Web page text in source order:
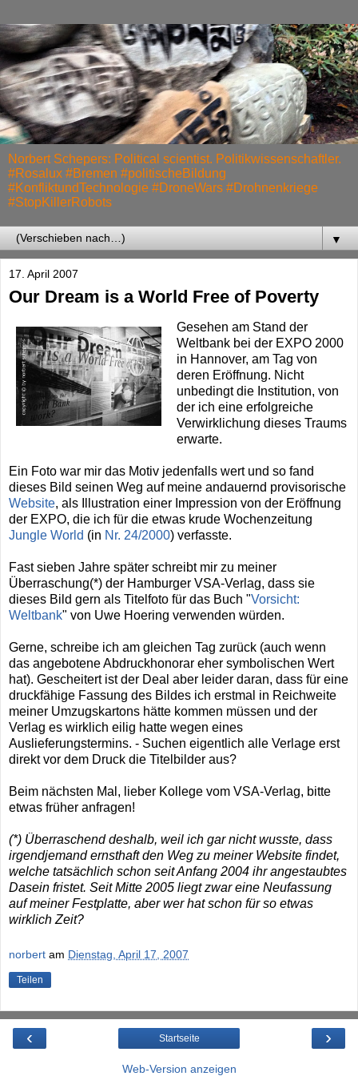
Norbert Schepers: Political scientist. Politikwissenschaftler.
#Rosalux #Bremen #politischeBildung
#KonfliktundTechnologie #DroneWars #Drohnenkriege
#StopKillerRobots
▼
17. April 2007
Our Dream is a World Free of Poverty
Gesehen am Stand der
Weltbank bei der EXPO 2000
in Hannover, am Tag von
deren Eröffnung. Nicht
unbedingt die Institution, von
der ich eine erfolgreiche
Verwirklichung dieses Traums
erwarte.
Ein Foto war mir das Motiv jedenfalls wert und so fand
dieses Bild seinen Weg auf meine andauernd provisorische
Website, als Illustration einer Impression von der Eröffnung
der EXPO, die ich für die etwas krude Wochenzeitung
Jungle World (in Nr. 24/2000) verfasste.
Fast sieben Jahre später schreibt mir zu meiner
Überraschung(*) der Hamburger VSA-Verlag, dass sie
dieses Bild gern als Titelfoto für das Buch "Vorsicht:
Weltbank" von Uwe Hoering verwenden würden.
Gerne, schreibe ich am gleichen Tag zurück (auch wenn
das angebotene Abdruckhonorar eher symbolischen Wert
hat). Gescheitert ist der Deal aber leider daran, dass für eine
druckfähige Fassung des Bildes ich erstmal in Reichweite
meiner Umzugskartons hätte kommen müssen und der
Verlag es wirklich eilig hatte wegen eines
Auslieferungstermins. - Suchen eigentlich alle Verlage erst
direkt vor dem Druck die Titelbilder aus?
Beim nächsten Mal, lieber Kollege vom VSA-Verlag, bitte
etwas früher anfragen!
(*) Überraschend deshalb, weil ich gar nicht wusste, dass
irgendjemand ernsthaft den Weg zu meiner Website findet,
welche tatsächlich schon seit Anfang 2004 ihr angestaubtes
Dasein fristet. Seit Mitte 2005 liegt zwar eine Neufassung
auf meiner Festplatte, aber wer hat schon für so etwas
wirklich Zeit?
norbert am Dienstag, April 17, 2007
Teilen
‹ ›
Startseite
Web-Version anzeigen